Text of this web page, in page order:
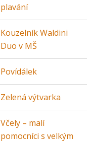
plavání
Kouzelník Waldini
Duo v MŠ
Povídálek
Zelená výtvarka
Včely – malí
pomocníci s velkým